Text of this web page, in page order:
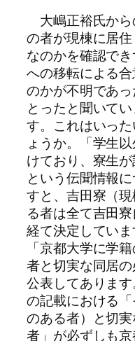
大嶋正裕氏か
の者が現棟に居
なのかを確認で
への移転による
のかが不明であ
とったと聞いて
す。これはいっ
ょうか。「学生
けており、寮生が
という伝聞情報
すと、吉田寮（
る者は全て吉田
経て決定してい
「京都大学に学
者と切実な同居
公表してありま
の記載における
のある者）と切
者」が必ずしも